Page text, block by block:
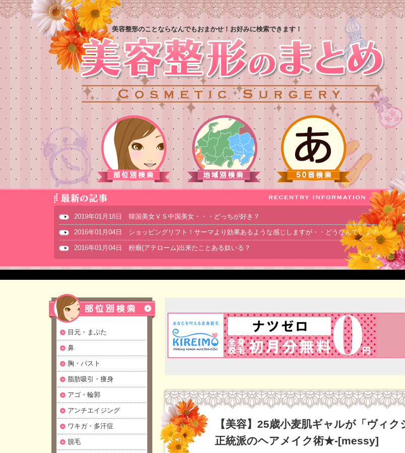
美容整形のことならなんでもおまかせ！お好みに検索できます！
2019年01月18日 韓国美女ＶＳ中国美女・・・どっちが好き？
2016年01月04日 ショッピングリフト！サーマより効果あるような感じしますが・・どうなんでしょ？
2016年01月04日 粉瘤(アテローム)出来たことある奴いる？
目元・まぶた
鼻
胸・バスト
脂肪吸引・痩身
アゴ・輪郭
アンチエイジング
ワキガ・多汗症
脱毛
【美容】25歳小麦肌ギャルが「ヴィ
正統派のヘアメイク術★-[messy]